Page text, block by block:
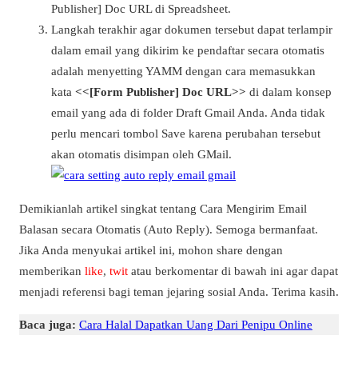
Publisher] Doc URL di Spreadsheet.
Langkah terakhir agar dokumen tersebut dapat terlampir
dalam email yang dikirim ke pendaftar secara otomatis
adalah menyetting YAMM dengan cara memasukkan
kata <<[Form Publisher] Doc URL>> di dalam konsep
email yang ada di folder Draft Gmail Anda. Anda tidak
perlu mencari tombol Save karena perubahan tersebut
akan otomatis disimpan oleh GMail.
Demikianlah artikel singkat tentang Cara Mengirim Email
Balasan secara Otomatis (Auto Reply). Semoga bermanfaat.
Jika Anda menyukai artikel ini, mohon share dengan
memberikan like, twit atau berkomentar di bawah ini agar dapat
menjadi referensi bagi teman jejaring sosial Anda. Terima kasih.
Baca juga: Cara Halal Dapatkan Uang Dari Penipu Online